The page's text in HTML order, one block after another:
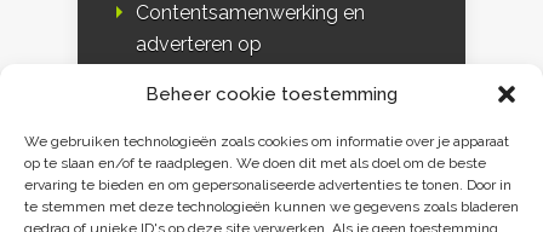
Beheer cookie toestemming
We gebruiken technologieën zoals cookies om informatie over je apparaat
op te slaan en/of te raadplegen. We doen dit met als doel om de beste
ervaring te bieden en om gepersonaliseerde advertenties te tonen. Door in
te stemmen met deze technologieën kunnen we gegevens zoals bladeren
gedrag of unieke ID's op deze site verwerken. Als je geen toestemming
Contentsamenwerking en
adverteren op
DK & media
Disclaimer